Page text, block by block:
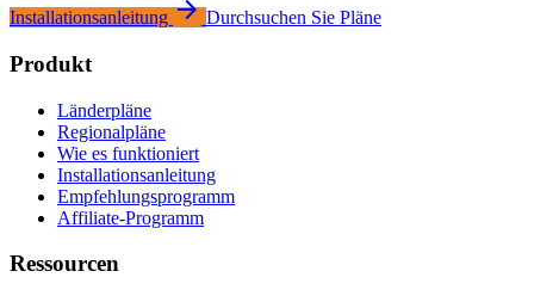
Installationsanleitung arrow_forward Durchsuchen Sie Pläne
Produkt
Länderpläne
Regionalpläne
Wie es funktioniert
Installationsanleitung
Empfehlungsprogramm
Affiliate-Programm
Ressourcen